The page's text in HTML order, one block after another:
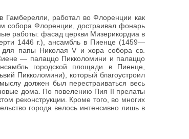
Гамберелли, работал во Флоренции как
собора Флоренции, достраивал фонарь
работы: фасад церкви Мизерикордиа в
1446 г.), ансамбль в Пиенце (1459—
папы Николая V и хора собора св.
— палаццо Пикколомини и палаццо
городской площади в Пиенце,
Пикколомини), который благоустроил
должен был перестраиваться весь
новые дома. По повелению Пия II прелаты
реконструкции. Кроме того, во многих
города велось интенсивно лишь в